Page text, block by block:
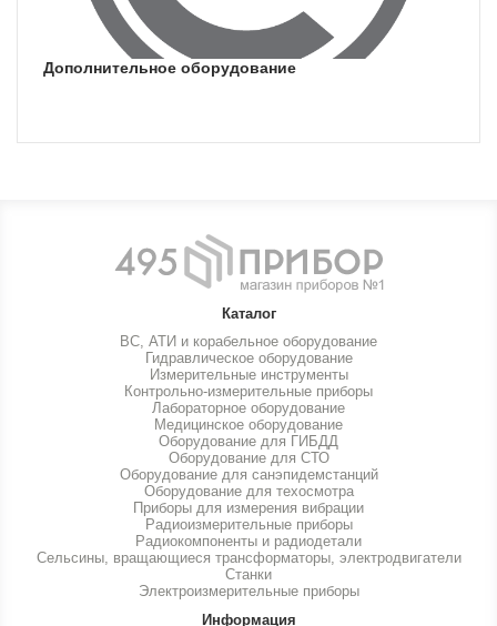
Дополнительное оборудование
Каталог
ВС, АТИ и корабельное оборудование
Гидравлическое оборудование
Измерительные инструменты
Контрольно-измерительные приборы
Лабораторное оборудование
Медицинское оборудование
Оборудование для ГИБДД
Оборудование для СТО
Оборудование для санэпидемстанций
Оборудование для техосмотра
Приборы для измерения вибрации
Радиоизмерительные приборы
Радиокомпоненты и радиодетали
Сельсины, вращающиеся трансформаторы, электродвигатели
Станки
Электроизмерительные приборы
Информация